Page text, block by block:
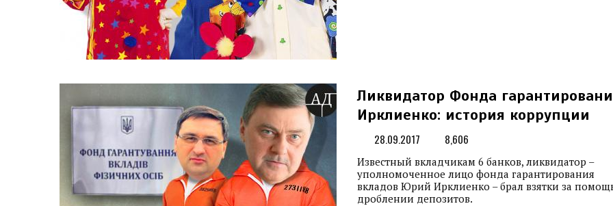
Ликвидатор Фонда
Ирклиенко: история коррупции
28.09.2017 8,606
Известный вкладчикам 6 банков, ликвидатор –
уполномоченное лицо фонда гарантирования
вкладов Юрий Ирклиенко – брал взятки за
дроблении депозитов.